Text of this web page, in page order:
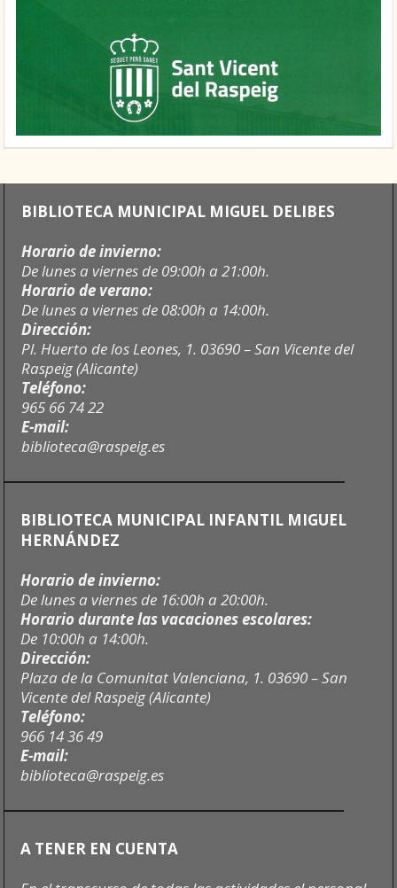
BIBLIOTECA MUNICIPAL MIGUEL DELIBES
Horario de invierno:
De lunes a viernes de 09:00h a 21:00h.
Horario de verano:
De lunes a viernes de 08:00h a 14:00h.
Dirección:
Pl. Huerto de los Leones, 1. 03690 – San Vicente del
Raspeig (Alicante)
Teléfono:
965 66 74 22
E-mail:
biblioteca@raspeig.es
BIBLIOTECA MUNICIPAL INFANTIL MIGUEL
HERNÁNDEZ
Horario de invierno:
De lunes a viernes de 16:00h a 20:00h.
Horario durante las vacaciones escolares:
De 10:00h a 14:00h.
Dirección:
Plaza de la Comunitat Valenciana, 1. 03690 – San
Vicente del Raspeig (Alicante)
Teléfono:
966 14 36 49
E-mail:
biblioteca@raspeig.es
A TENER EN CUENTA